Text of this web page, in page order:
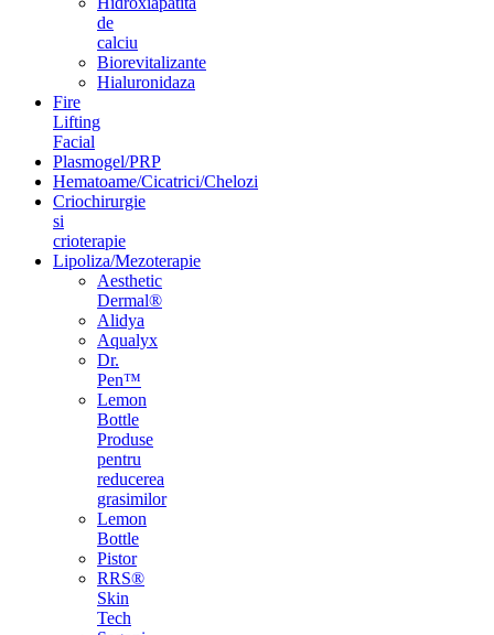
de
calciu
Biorevitalizante
Hialuronidaza
Fire
Lifting
Facial
Plasmogel/PRP
Hematoame/Cicatrici/Chelozi
Criochirurgie
si
crioterapie
Lipoliza/Mezoterapie
Aesthetic
Dermal®
Alidya
Aqualyx
Dr.
Pen™
Lemon
Bottle
Produse
pentru
reducerea
grasimilor
Lemon
Bottle
Pistor
RRS®
Skin
Tech